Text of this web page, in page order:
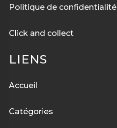
Politique de confidentialité
Click and collect
LIENS
Accueil
Catégories